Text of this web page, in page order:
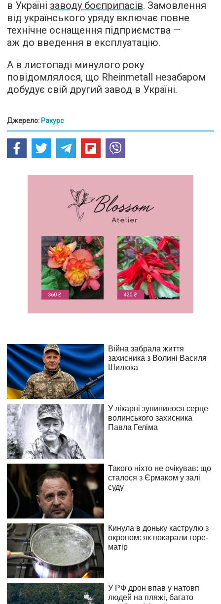
в Україні заводу боєприпасів. Замовлення
від українського уряду включає повне
технічне оснащення підприємства —
аж до введення в експлуатацію.
А в листопаді минулого року
повідомлялося, що Rheinmetall незабаром
добудує свій другий завод в Україні.
Джерело: Ракурс